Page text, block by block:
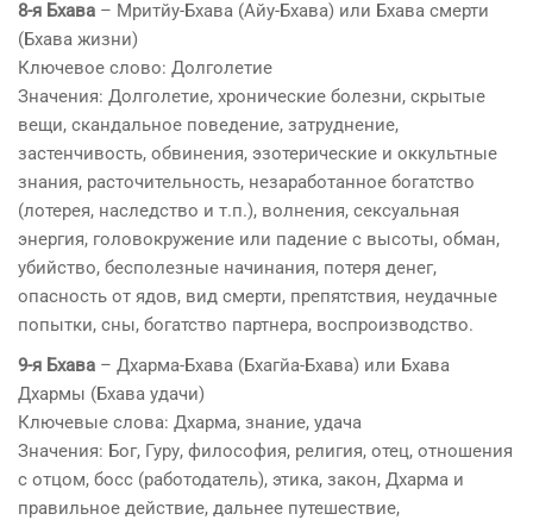
8-я Бхава – Мритйу-Бхава (Айу-Бхава) или Бхава смерти
(Бхава жизни)
Ключевое слово: Долголетие
Значения: Долголетие, хронические болезни, скрытые
вещи, скандальное поведение, затруднение,
застенчивость, обвинения, эзотерические и оккультные
знания, расточительность, незаработанное богатство
(лотерея, наследство и т.п.), волнения, сексуальная
энергия, головокружение или падение с высоты, обман,
убийство, бесполезные начинания, потеря денег,
опасность от ядов, вид смерти, препятствия, неудачные
попытки, сны, богатство партнера, воспроизводство.
9-я Бхава – Дхарма-Бхава (Бхагйа-Бхава) или Бхава
Дхармы (Бхава удачи)
Ключевые слова: Дхарма, знание, удача
Значения: Бог, Гуру, философия, религия, отец, отношения
с отцом, босс (работодатель), этика, закон, Дхарма и
правильное действие, дальнее путешествие,